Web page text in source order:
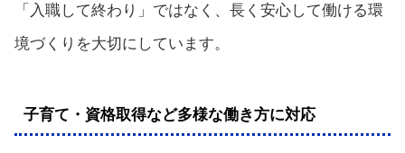
「入職して終わり」ではなく、長く安心して働ける環
境づくりを大切にしています。
子育て・資格取得など多様な働き方に対応